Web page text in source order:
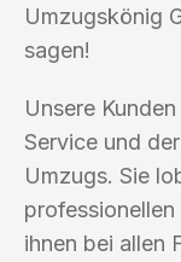
Umzugskönig
sagen!
Unsere
Service und
Umzugs. Sie
ihnen bei allen